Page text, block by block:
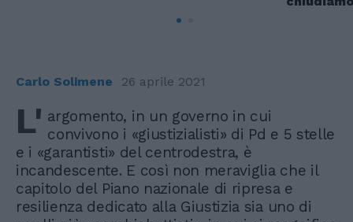
Carlo Solimene 26 aprile 2021
L' argomento, in un governo in cui
convivono i «giustizialisti» di Pd e 5 stelle
e i «garantisti» del centrodestra, è
incandescente. E così non meraviglia che il
capitolo del Piano nazionale di ripresa e
resilienza dedicato alla Giustizia sia uno di